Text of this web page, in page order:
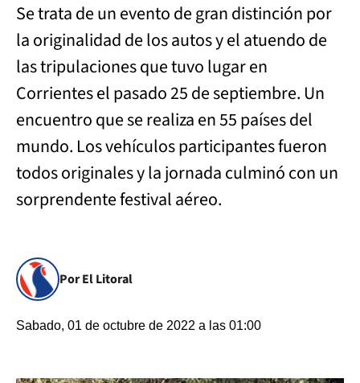
Se trata de un evento de gran distinción por
la originalidad de los autos y el atuendo de
las tripulaciones que tuvo lugar en
Corrientes el pasado 25 de septiembre. Un
encuentro que se realiza en 55 países del
mundo. Los vehículos participantes fueron
todos originales y la jornada culminó con un
sorprendente festival aéreo.
Por El Litoral
Sabado, 01 de octubre de 2022 a las 01:00